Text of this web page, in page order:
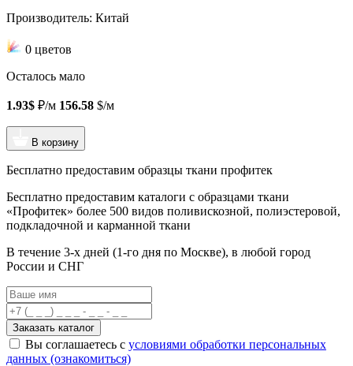
Производитель: Китай
0 цветов
Осталось мало
1.93$ ₽/м 156.58 $/м
В корзину
Бесплатно предоставим образцы ткани профитек
Бесплатно предоставим каталоги с образцами ткани
«Профитек» более 500 видов поливискозной, полиэстеровой,
подкладочной и карманной ткани
В течение 3-х дней (1-го дня по Москве), в любой город
России и СНГ
Заказать каталог
Вы соглашаетесь с условиями обработки персональных
данных (ознакомиться)